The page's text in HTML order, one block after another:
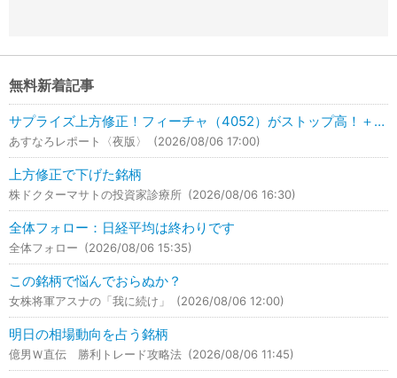
無料新着記事
サプライズ上方修正！フィーチャ（4052）がストップ高！＋49.35％UP！
あすなろレポート〈夜版〉 (2026/08/06 17:00)
上方修正で下げた銘柄
株ドクターマサトの投資家診療所 (2026/08/06 16:30)
全体フォロー：日経平均は終わりです
全体フォロー (2026/08/06 15:35)
この銘柄で悩んでおらぬか？
女株将軍アスナの「我に続け」 (2026/08/06 12:00)
明日の相場動向を占う銘柄
億男Ｗ直伝 勝利トレード攻略法 (2026/08/06 11:45)